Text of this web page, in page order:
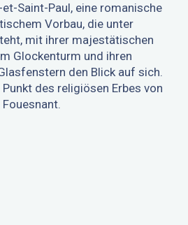
Saint-Paul, eine romanische
Vorbau, die unter
mit ihrer majestätischen
Glockenturm und ihren
den Blick auf sich.
des religiösen Erbes von
Fouesnant.